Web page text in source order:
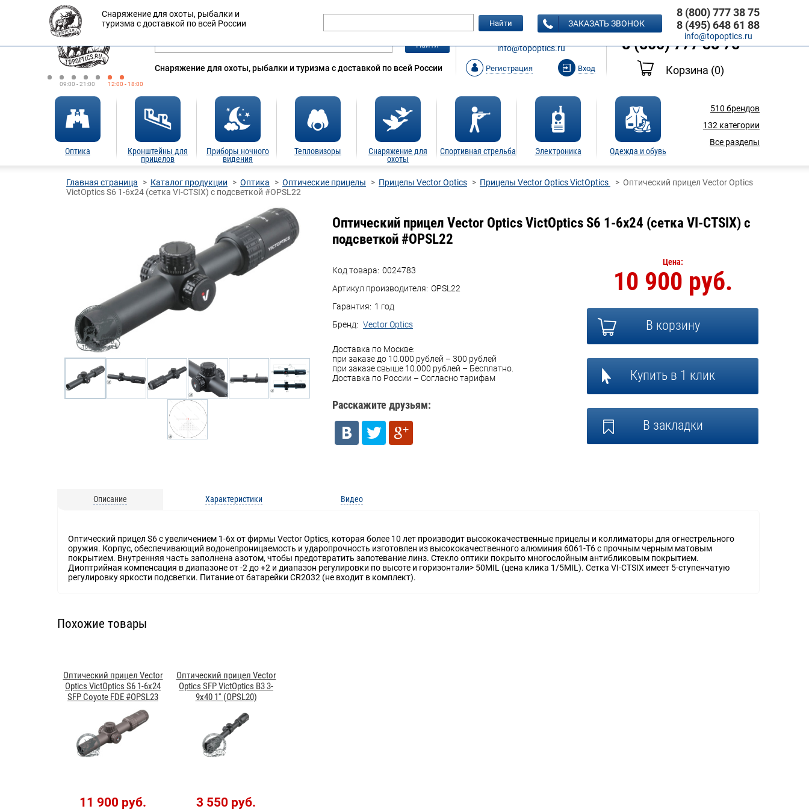
09:00 - 21:00 12:00 - 18:00
Оплата Доставка
Найти
Снаряжение для охоты, рыбалки и туризма с доставкой по всей России
ЗАКАЗАТЬ ЗВОНОК
info@topoptics.ru
Регистрация Вход
8 (495) 648 61 88
8 (800) 777 38 75
Корзина (0)
Оптика
Кронштейны для
прицелов
Приборы ночного
видения
Тепловизоры
Снаряжение для
охоты
Спортивная стрельба Электроника Одежда и обувь
510 брендов
132 категории
Все разделы
Снаряжение для охоты, рыбалки и
туризма с доставкой по всей России
Найти ЗАКАЗАТЬ ЗВОНОК
8 (800) 777 38 75
8 (495) 648 61 88
info@topoptics.ru
Главная страница Каталог продукции Оптика Оптические прицелы Прицелы Vector Optics Прицелы Vector Optics VictOptics
Оптический прицел Vector Optics
VictOptics S6 1-6x24 (сетка VI-CTSIX) с подсветкой #OPSL22
Оптический прицел Vector Optics VictOptics S6 1-6x24 (сетка VI-CTSIX) с
подсветкой #OPSL22
Код товара: 0024783
Артикул производителя: OPSL22
Гарантия: 1 год
Бренд: Vector Optics
Доставка по Москве:
при заказе до 10.000 рублей – 300 рублей
при заказе свыше 10.000 рублей – Бесплатно.
Доставка по России – Согласно тарифам
Расскажите друзьям:
Цена:
10 900 руб.
В корзину
Купить в 1 клик
В закладки
Описание Характеристики Видео
Оптический прицел S6 с увеличением 1-6х от фирмы Vector Optics, которая более 10 лет производит высококачественные прицелы и коллиматоры для огнестрельного
оружия. Корпус, обеспечивающий водонепроницаемость и ударопрочность изготовлен из высококачественного алюминия 6061-T6 с прочным черным матовым
покрытием. Внутренняя часть заполнена азотом, чтобы предотвратить запотевание линз. Стекло оптики покрыто многослойным антибликовым покрытием.
Диоптрийная компенсация в диапазоне от -2 до +2 и диапазон регулировки по высоте и горизонтали> 50MIL (цена клика 1/5MIL). Сетка VI-CTSIX имеет 5-ступенчатую
регулировку яркости подсветки. Питание от батарейки CR2032 (не входит в комплект).
Похожие товары
Оптический прицел Vector
Optics VictOptics S6 1-6x24
SFP Coyote FDE #OPSL23
11 900 руб.
Оптический прицел Vector
Optics SFP VictOptics B3 3-
9x40 1'' (OPSL20)
3 550 руб.